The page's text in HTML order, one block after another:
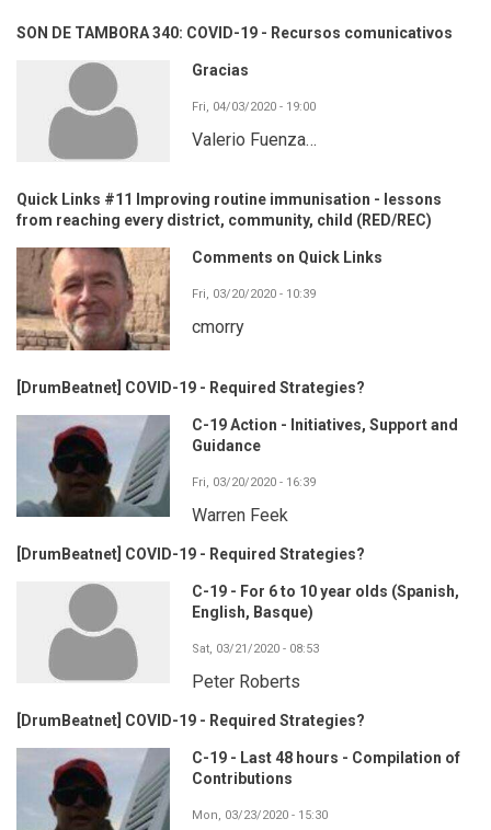
SON DE TAMBORA 340: COVID-19 - Recursos comunicativos
Gracias
Fri, 04/03/2020 - 19:00
Valerio Fuenza…
Quick Links #11 Improving routine immunisation - lessons
from reaching every district, community, child (RED/REC)
Comments on Quick Links
Fri, 03/20/2020 - 10:39
cmorry
[DrumBeatnet] COVID-19 - Required Strategies?
C-19 Action - Initiatives, Support and
Guidance
Fri, 03/20/2020 - 16:39
Warren Feek
[DrumBeatnet] COVID-19 - Required Strategies?
C-19 - For 6 to 10 year olds (Spanish,
English, Basque)
Sat, 03/21/2020 - 08:53
Peter Roberts
[DrumBeatnet] COVID-19 - Required Strategies?
C-19 - Last 48 hours - Compilation of
Contributions
Mon, 03/23/2020 - 15:30